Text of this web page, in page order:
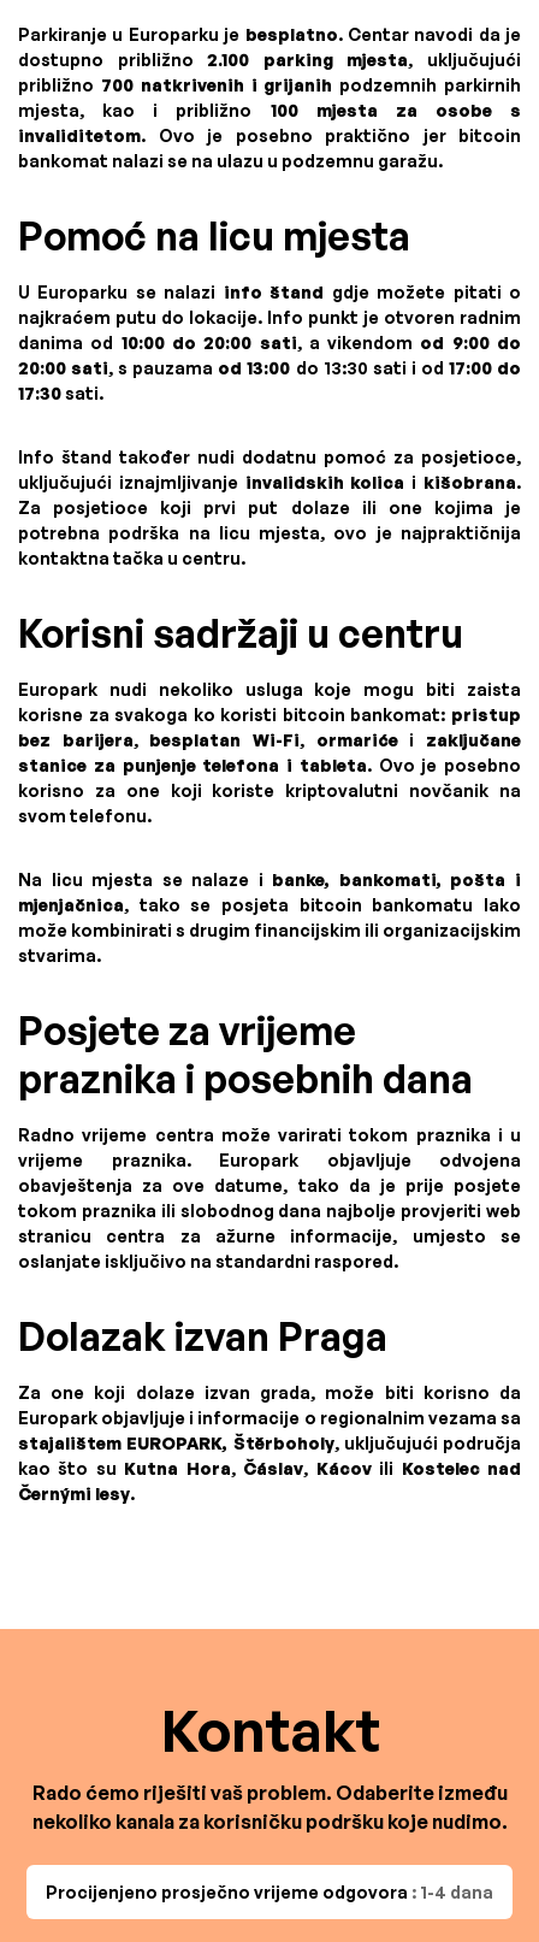
Parkiranje u Europarku je besplatno. Centar navodi da je
dostupno približno2.100 parking mjesta, uključujući
približno 700 natkrivenih i grijanih podzemnih parkirnih
mjesta, kao i približno 100 mjesta za osobe s
invaliditetom. Ovo je posebno praktično jer bitcoin
bankomat nalazi se na ulazu u podzemnu garažu.
Pomoć na licu mjesta
U Europarku se nalazi info štand gdje možete pitati o
najkraćem putu do lokacije. Info punkt je otvoren radnim
danima od 10:00 do 20:00 sati, a vikendom od 9:00 do
20:00 sati, s pauzama od 13:00 do 13:30 sati i od 17:00 do
17:30sati.
Info štand također nudi dodatnu pomoć za posjetioce,
uključujući iznajmljivanje invalidskih kolica i kišobrana.
Za posjetioce koji prvi put dolaze ili one kojima je
potrebna podrška na licu mjesta, ovo je najpraktičnija
kontaktna tačka u centru.
Korisni sadržaji u centru
Europark nudi nekoliko usluga koje mogu biti zaista
korisne za svakoga ko koristi bitcoin bankomat: pristup
bez barijera, besplatan Wi-Fi, ormarićei zaključane
stanice za punjenje telefona i tableta. Ovo je posebno
korisno za one koji koriste kriptovalutni novčanik na
svom telefonu.
Na licu mjesta se nalaze i banke, bankomati, pošta i
mjenjačnica, tako se posjeta bitcoin bankomatu lako
može kombinirati s drugim financijskim ili organizacijskim
stvarima.
Posjete za vrijeme
praznika i posebnih dana
Radno vrijeme centra može varirati tokom praznika i u
vrijeme praznika. Europark objavljuje odvojena
obavještenja za ove datume, tako da je prije posjete
tokom praznika ili slobodnog dana najbolje provjeriti web
stranicu centra za ažurne informacije, umjesto se
oslanjate isključivo na standardni raspored.
Dolazak izvan Praga
Za one koji dolaze izvan grada, može biti korisno da
Europark objavljuje i informacije o regionalnim vezama sa
stajalištem EUROPARK, Štěrboholy, uključujući područja
kao što su Kutna Hora, Čáslav, Kácovili Kostelec nad
Černými lesy.
Kontakt
Rado ćemo riješiti vaš problem. Odaberite između
nekoliko kanala za korisničku podršku koje nudimo.
Procijenjeno prosječno vrijeme odgovora : 1-4 dana